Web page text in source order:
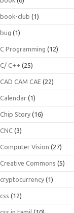
book-club (1)
bug (1)
C Programming (12)
C/ C++ (25)
CAD CAM CAE (22)
Calendar (1)
Chip Story (16)
CNC (3)
Computer Vision (27)
Creative Commons (5)
cryptocurrency (1)
css (12)